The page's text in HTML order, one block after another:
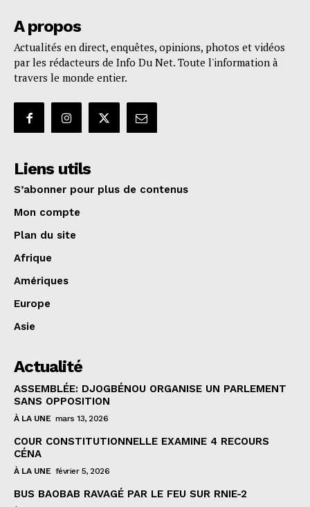
A propos
Actualités en direct, enquêtes, opinions, photos et vidéos
par les rédacteurs de Info Du Net. Toute l'information à
travers le monde entier.
Liens utils
S’abonner pour plus de contenus
Mon compte
Plan du site
Afrique
Amériques
Europe
Asie
Actualité
ASSEMBLÉE: DJOGBÉNOU ORGANISE UN PARLEMENT
SANS OPPOSITION
À LA UNE mars 13, 2026
COUR CONSTITUTIONNELLE EXAMINE 4 RECOURS
CÉNA
À LA UNE février 5, 2026
BUS BAOBAB RAVAGÉ PAR LE FEU SUR RNIE-2